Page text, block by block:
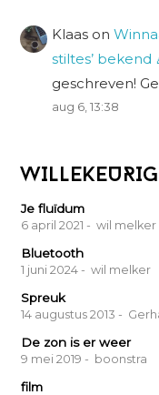
Klaas on
stiltes’ bekend
geschreven!
aug 6, 13:38
Je fluïdum
6 april 2021 - wil melker
Bluetooth
1 juni 2024 - wil melker
Spreuk
14 augustus 2013 -
De zon is er weer
9 mei 2019 - boonstra
film